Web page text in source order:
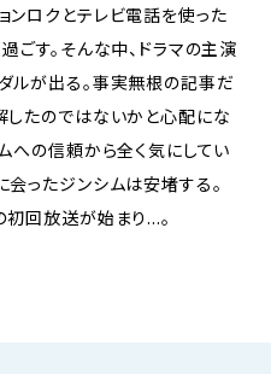
ンロクとテレビ電話を使った
ごす。そんな中、ドラマの主演
ルが出る。事実無根の記事だ
したのではないかと心配にな
への信頼から全く気にしてい
ったジンシムは安堵する。
初回放送が始まり...。